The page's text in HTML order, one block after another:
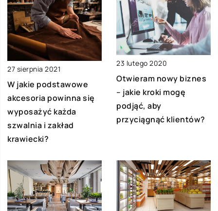
27 sierpnia 2021
W jakie podstawowe
akcesoria powinna się
wyposażyć każda
szwalnia i zakład
krawiecki?
23 lutego 2020
Otwieram nowy biznes
– jakie kroki mogę
podjąć, aby
przyciągnąć klientów?